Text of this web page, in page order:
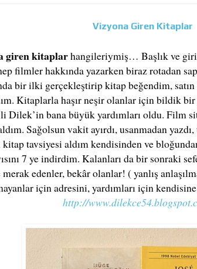
Vizyona Giren Kitaplar
giren kitaplarhangileriymiş… Başlık ve
filmler hakkında yazarken biraz rotadan
bir ilki gerçekleştirip kitap beğendim,
Kitaplarla haşır neşir olanlar için bildik
Dilek’in bana büyük yardımları oldu. Film
Sağolsun vakit ayırdı, usanmadan
tavsiyesi aldım kendisinden ve
7 ye indirdim. Kalanları da bir sonraki
edenler, bekâr olanlar! ( yanlış
için adresini, yardımları için
http://